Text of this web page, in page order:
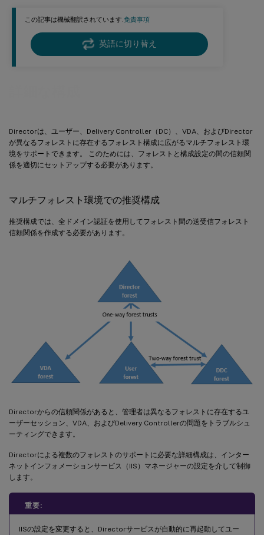
この記事は機械翻訳されています.免責事項
英語に切り替え
Directorは、ユーザー、Delivery Controller（DC）、VDA、およびDirector
が異なるフォレストに存在するフォレスト構成に広がるマルチフォレスト環
境をサポートできます。 このためには、フォレストと構成設定の間の信頼関
係を適切にセットアップする必要があります。
マルチフォレスト環境での推奨構成
推奨構成では、全ドメイン認証を使用してフォレスト間の送受信フォレスト
信頼関係を作成する必要があります。
Directorからの信頼関係があると、管理者は異なるフォレストに存在するユ
ーザーセッション、VDA、およびDelivery Controllerの問題をトラブルシュ
ーティングできます。
Directorによる複数のフォレストのサポートに必要な詳細構成は、インター
ネットインフォメーションサービス（IIS）マネージャーの設定を介して制御
します。
重要:
IISの設定を変更すると、Directorサービスが自動的に再起動してユー